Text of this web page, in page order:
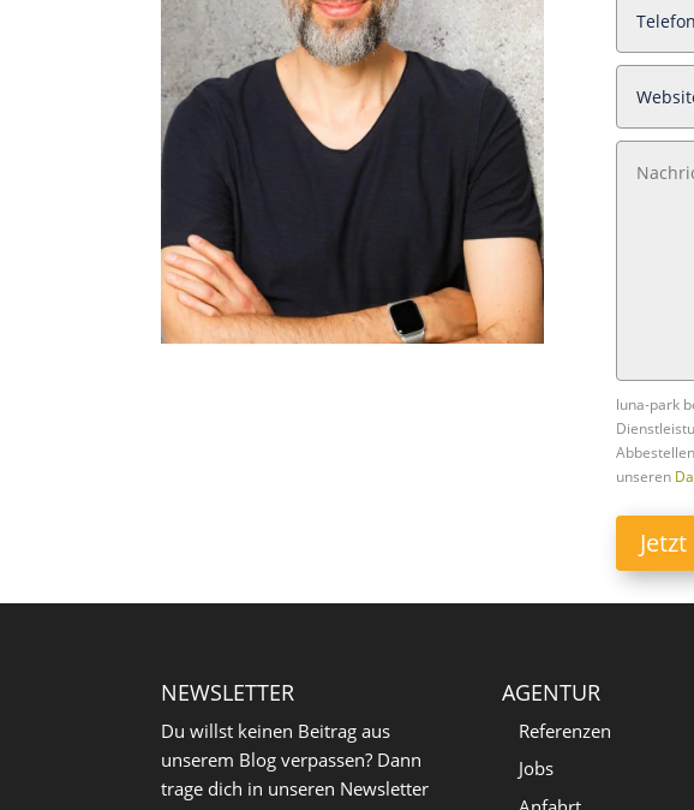
luna-park
unseren
NEWSLETTER
Du willst keinen Beitrag aus
unserem Blog verpassen? Dann
trage dich in unseren Newsletter
AGENTUR
Referenzen
Jobs